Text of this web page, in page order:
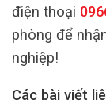
điện thoại
phòng để
nghiệp!
Các bài viết